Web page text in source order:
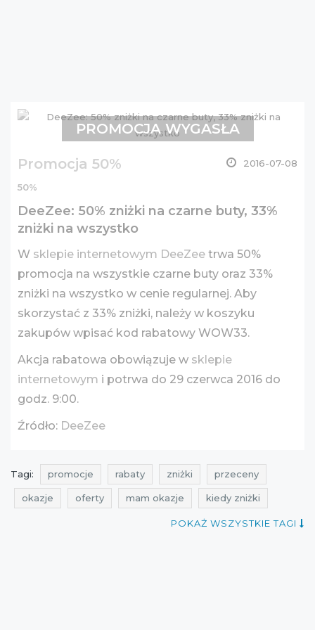
Promocja 50% 2016-07-08
50%
DeeZee: 50% zniżki na czarne buty, 33%
zniżki na wszystko
W sklepie internetowym DeeZee trwa 50%
promocja na wszystkie czarne buty oraz 33%
zniżki na wszystko w cenie regularnej. Aby
skorzystać z 33% zniżki, należy w koszyku
zakupów wpisać kod rabatowy WOW33.
Akcja rabatowa obowiązuje w sklepie
internetowym i potrwa do 29 czerwca 2016 do
godz. 9:00.
Źródło: DeeZee
PROMOCJA WYGASŁA
Tagi: promocje rabaty zniżki przeceny
okazje oferty mam okazje kiedy zniżki
promocje lipiec
POKAŻ WSZYSTKIE TAGI